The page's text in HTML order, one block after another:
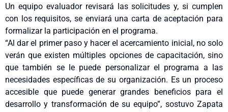
Un equipo evaluador revisará las solicitudes y, si cumplen
con los requisitos, se enviará una carta de aceptación para
formalizar la participación en el programa.
“Al dar el primer paso y hacer el acercamiento inicial, no solo
verán que existen múltiples opciones de capacitación, sino
que también se le puede personalizar el programa a las
necesidades específicas de su organización. Es un proceso
accesible que puede generar grandes beneficios para el
desarrollo y transformación de su equipo”, sostuvo Zapata